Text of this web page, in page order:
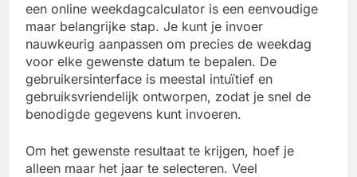
een online weekdagcalculator is een eenvoudige
maar belangrijke stap. Je kunt je invoer
nauwkeurig aanpassen om precies de weekdag
voor elke gewenste datum te bepalen. De
gebruikersinterface is meestal intuïtief en
gebruiksvriendelijk ontworpen, zodat je snel de
benodigde gegevens kunt invoeren.
Om het gewenste resultaat te krijgen, hoef je
alleen maar het jaar te selecteren. Veel